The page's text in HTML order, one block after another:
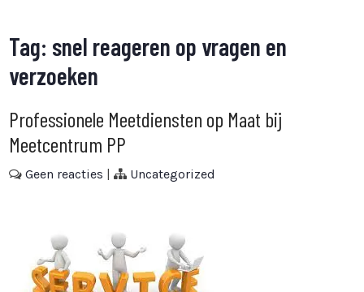
Tag: snel reageren op vragen en
verzoeken
Professionele Meetdiensten op Maat bij
Meetcentrum PP
Geen reacties | Uncategorized